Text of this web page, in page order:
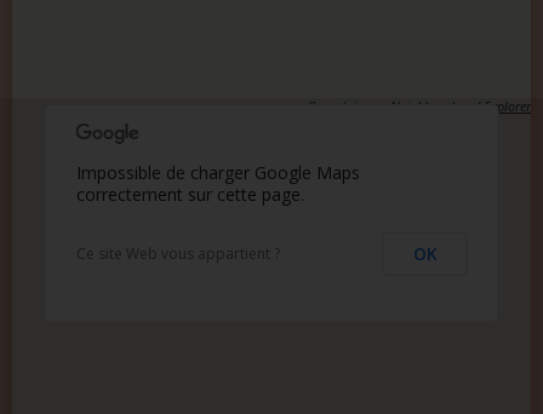
Propulsés par Neighbourhood Explorer
Impossible de charger Google Maps
correctement sur cette page.
Ce site Web vous appartient ? OK